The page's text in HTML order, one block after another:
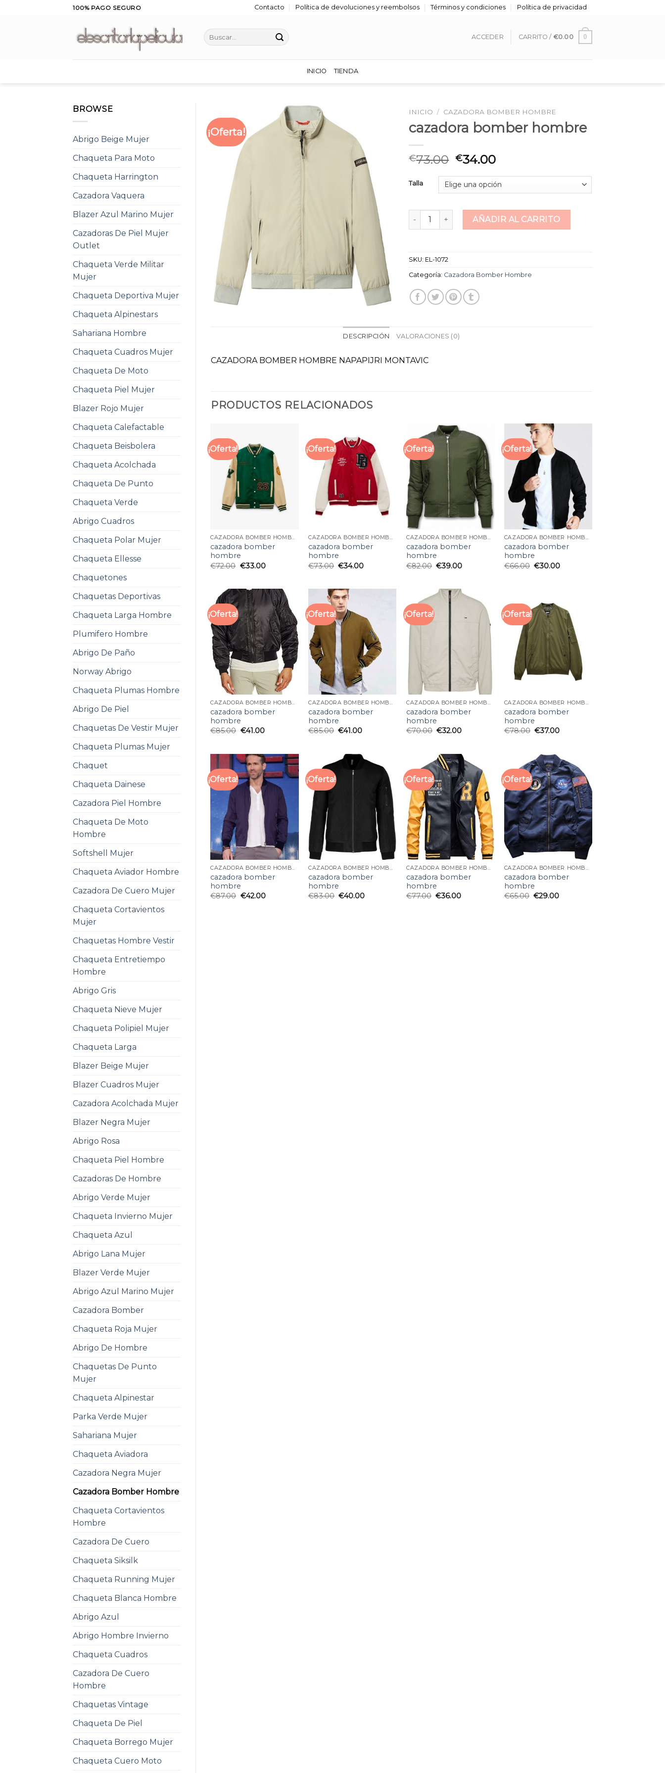
100% PAGO SEGURO Contacto Política de devoluciones y reembolsos Términos y condiciones Política de privacidad
Buscar
por:
ACCEDER CARRITO / €0.00 0
INICIO TIENDA
BROWSE
Abrigo Beige Mujer
Chaqueta Para Moto
Chaqueta Harrington
Cazadora Vaquera
Blazer Azul Marino Mujer
Cazadoras De Piel Mujer
Outlet
Chaqueta Verde Militar
Mujer
Chaqueta Deportiva Mujer
Chaqueta Alpinestars
Sahariana Hombre
Chaqueta Cuadros Mujer
Chaqueta De Moto
Chaqueta Piel Mujer
Blazer Rojo Mujer
Chaqueta Calefactable
Chaqueta Beisbolera
Chaqueta Acolchada
Chaqueta De Punto
Chaqueta Verde
Abrigo Cuadros
Chaqueta Polar Mujer
Chaqueta Ellesse
Chaquetones
Chaquetas Deportivas
Chaqueta Larga Hombre
Plumifero Hombre
Abrigo De Paño
Norway Abrigo
Chaqueta Plumas Hombre
Abrigo De Piel
Chaquetas De Vestir Mujer
Chaqueta Plumas Mujer
Chaquet
Chaqueta Dainese
Cazadora Piel Hombre
Chaqueta De Moto
Hombre
Softshell Mujer
Chaqueta Aviador Hombre
Cazadora De Cuero Mujer
Chaqueta Cortavientos
Mujer
Chaquetas Hombre Vestir
Chaqueta Entretiempo
Hombre
Abrigo Gris
Chaqueta Nieve Mujer
Chaqueta Polipiel Mujer
Chaqueta Larga
Blazer Beige Mujer
Blazer Cuadros Mujer
Cazadora Acolchada Mujer
Blazer Negra Mujer
Abrigo Rosa
Chaqueta Piel Hombre
Cazadoras De Hombre
Abrigo Verde Mujer
Chaqueta Invierno Mujer
Chaqueta Azul
Abrigo Lana Mujer
Blazer Verde Mujer
Abrigo Azul Marino Mujer
Cazadora Bomber
Chaqueta Roja Mujer
Abrigo De Hombre
Chaquetas De Punto
Mujer
Chaqueta Alpinestar
Parka Verde Mujer
Sahariana Mujer
Chaqueta Aviadora
Cazadora Negra Mujer
Cazadora Bomber Hombre
Chaqueta Cortavientos
Hombre
Cazadora De Cuero
Chaqueta Siksilk
Chaqueta Running Mujer
Chaqueta Blanca Hombre
Abrigo Azul
Abrigo Hombre Invierno
Chaqueta Cuadros
Cazadora De Cuero
Hombre
Chaquetas Vintage
Chaqueta De Piel
Chaqueta Borrego Mujer
Chaqueta Cuero Moto
¡Oferta!
INICIO / CAZADORA BOMBER HOMBRE
cazadora bomber hombre
€73.00 €34.00
Talla
cazadora bomber hombre cantidad
AÑADIR AL CARRITO
SKU: EL-1072
Categoría: Cazadora Bomber Hombre
DESCRIPCIÓN VALORACIONES (0)
CAZADORA BOMBER HOMBRE NAPAPIJRI MONTAVIC
PRODUCTOS RELACIONADOS
¡Oferta!
CAZADORA BOMBER HOMBRE
cazadora bomber
hombre
€72.00 €33.00
¡Oferta!
CAZADORA BOMBER HOMBRE
cazadora bomber
hombre
€73.00 €34.00
¡Oferta!
CAZADORA BOMBER HOMBRE
cazadora bomber
hombre
€82.00 €39.00
¡Oferta!
CAZADORA BOMBER HOMBRE
cazadora bomber
hombre
€66.00 €30.00
¡Oferta!
CAZADORA BOMBER HOMBRE
cazadora bomber
hombre
€85.00 €41.00
¡Oferta!
CAZADORA BOMBER HOMBRE
cazadora bomber
hombre
€85.00 €41.00
¡Oferta!
CAZADORA BOMBER HOMBRE
cazadora bomber
hombre
€70.00 €32.00
¡Oferta!
CAZADORA BOMBER HOMBRE
cazadora bomber
hombre
€78.00 €37.00
¡Oferta!
CAZADORA BOMBER HOMBRE
cazadora bomber
hombre
€87.00 €42.00
¡Oferta!
CAZADORA BOMBER HOMBRE
cazadora bomber
hombre
€83.00 €40.00
¡Oferta!
CAZADORA BOMBER HOMBRE
cazadora bomber
hombre
€77.00 €36.00
¡Oferta!
CAZADORA BOMBER HOMBRE
cazadora bomber
hombre
€65.00 €29.00